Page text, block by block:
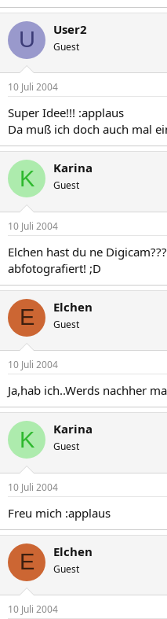
U User2
Guest
10 Juli 2004
Super Idee!!! :applaus
Da muß ich doch auch mal
K Karina
Guest
10 Juli 2004
Elchen hast du ne
abfotografiert! ;D
E Elchen
Guest
10 Juli 2004
Ja,hab ich..Werds nachher
K Karina
Guest
10 Juli 2004
Freu mich :applaus
E Elchen
Guest
10 Juli 2004